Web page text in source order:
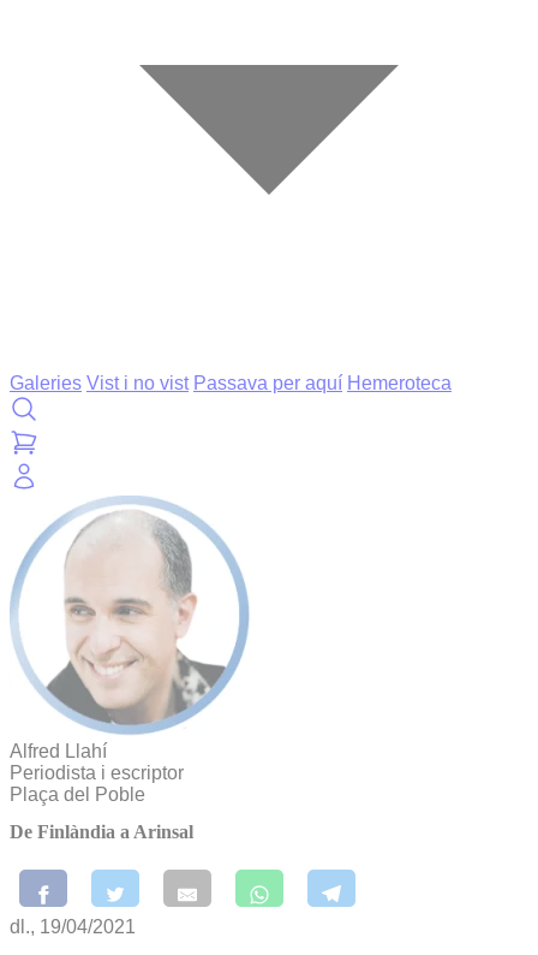
Galeries Vist i no vist Passava per aquí Hemeroteca
Alfred Llahí
Periodista i escriptor
Plaça del Poble
De Finlàndia a Arinsal
dl., 19/04/2021